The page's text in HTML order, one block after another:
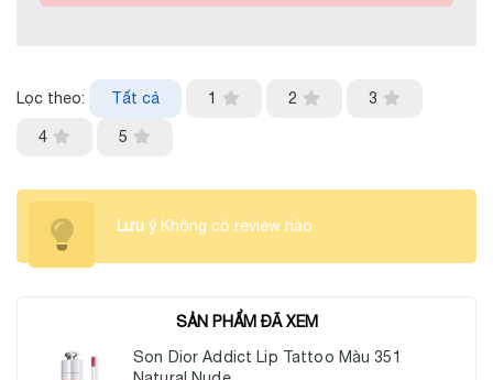
Lọc theo: Tất cả 1 2 3
4 5
Lưu ýKhông có review nào
SẢN PHẨM ĐÃ XEM
Son Dior Addict Lip Tattoo Màu 351